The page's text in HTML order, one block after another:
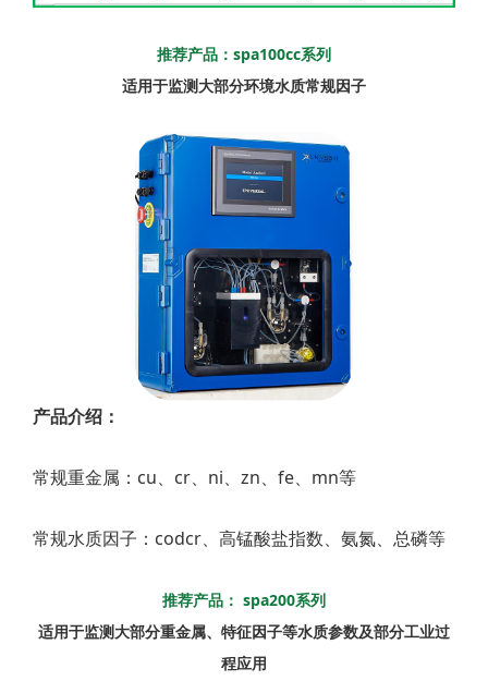
推荐产品：spa100cc系列
适用于监测大部分环境水质常规因子
产品介绍：
常规重金属：cu、cr、ni、zn、fe、mn等
常规水质因子：codcr、高锰酸盐指数、氨氮、总磷等
推荐产品： spa200系列
适用于监测大部分重金属、特征因子等水质参数及部分工业过
程应用